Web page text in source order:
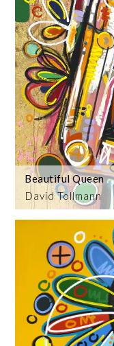
David Tollmann
Beautiful Queen